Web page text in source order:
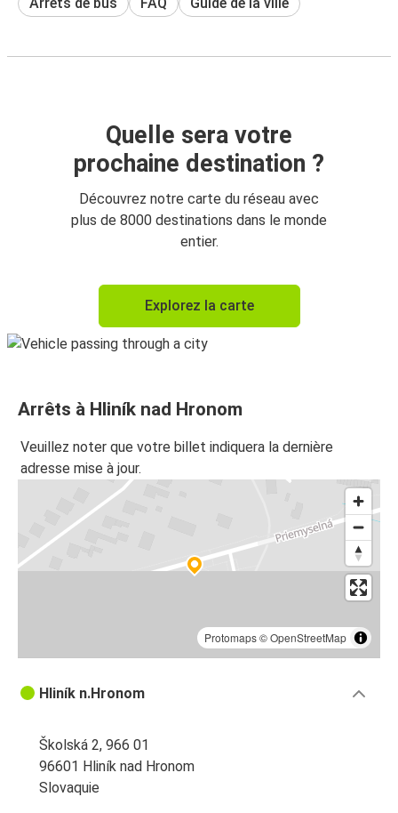
Quelle sera votre
prochaine destination ?
Découvrez notre carte du réseau avec
plus de 8000 destinations dans le monde
entier.
Explorez la carte
Arrêts à Hliník nad Hronom
Veuillez noter que votre billet indiquera la dernière
adresse mise à jour.
Protomaps©OpenStreetMap
Hliník n.Hronom
Školská 2, 966 01
96601 Hliník nad Hronom
Slovaquie